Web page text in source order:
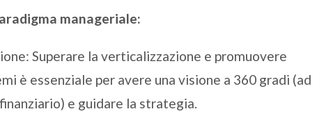
manageriale:
Superare la verticalizzazione e promuovere
è essenziale per avere una visione a 360 gradi (ad
e guidare la strategia.